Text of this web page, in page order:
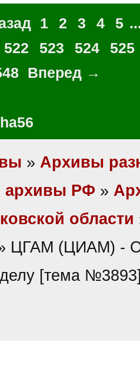
1 2 3 4 5
522 523 524 525
Вперед →
» Архивы
архивы РФ »
области
ЦГАМ (ЦИАМ) -
[тема